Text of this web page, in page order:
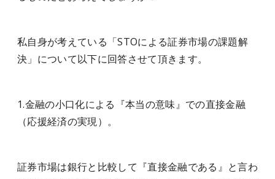
私自身が考えている「STOによる証券市場の課題解
決」について以下に回答させて頂きます。
1.金融の小口化による『本当の意味』での直接金融
（応援経済の実現）。
証券市場は銀行と比較して『直接金融である』と言わ